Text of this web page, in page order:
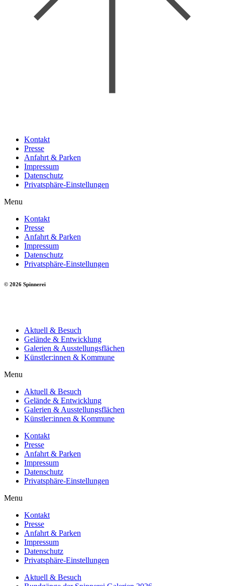
Kontakt
Presse
Anfahrt & Parken
Impressum
Datenschutz
Privatsphäre-Einstellungen
Menu
Kontakt
Presse
Anfahrt & Parken
Impressum
Datenschutz
Privatsphäre-Einstellungen
© 2026 Spinnerei
Aktuell & Besuch
Gelände & Entwicklung
Galerien & Ausstellungsflächen
Künstler:innen & Kommune
Menu
Aktuell & Besuch
Gelände & Entwicklung
Galerien & Ausstellungsflächen
Künstler:innen & Kommune
Kontakt
Presse
Anfahrt & Parken
Impressum
Datenschutz
Privatsphäre-Einstellungen
Menu
Kontakt
Presse
Anfahrt & Parken
Impressum
Datenschutz
Privatsphäre-Einstellungen
Aktuell & Besuch